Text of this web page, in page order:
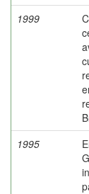
1999
1995